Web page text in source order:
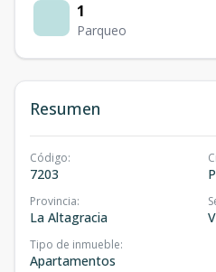
1
Parqueo
Resumen
Código:
7203
Provincia:
La Altagracia
Tipo de inmueble:
Apartamentos